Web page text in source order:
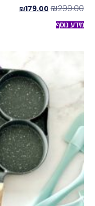
₪299.00
₪179.00
מידע נוסף